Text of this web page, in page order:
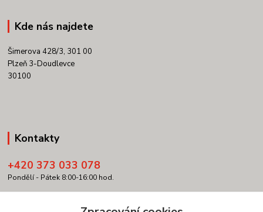
Kde nás najdete
Šimerova 428/3, 301 00
Plzeň 3-Doudlevce
30100
Kontakty
+420 373 033 078
Pondělí - Pátek 8:00-16:00 hod.